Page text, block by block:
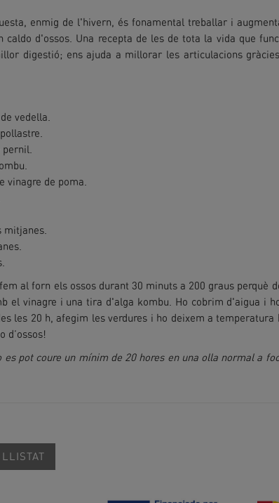
enmig de l'hivern, és fonamental treballar i
caldo d'ossos. Una recepta de les de tota la vida que
digestió; ens ajuda a millorar les articulacions
vedella.
pernil.
vinagre de poma.
mitjanes.
al forn els ossos durant 30 minuts a 200 graus perquè
el vinagre i una tira d'alga kombu. Ho cobrim d'aigua i
les 20 h, afegim les verdures i ho deixem a
d’ossos!
pot coure un mínim de 20 hores en una olla normal a